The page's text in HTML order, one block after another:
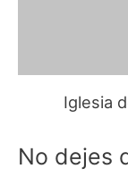
Iglesia
No dejes